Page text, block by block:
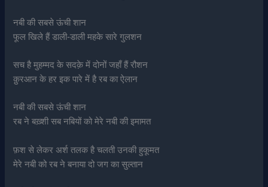
नबी की सबसे ऊंची शान
फूल खिले हैं डाली-डाली महके सारे गुलशन
सच है मुहम्मद के सदक़े में दोनों जहाँ हैं रौशन
क़ुरआन के हर इक पारे में है रब का ऐलान
नबी की सबसे ऊंची शान
रब ने बख़्शी सब नबियों को मेरे नबी की इमामत
फ़श से लेकर अर्श तलक है चलती उनकी हुकूमत
मेरे नबी को रब ने बनाया दो जग का सुल्तान